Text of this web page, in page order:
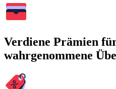
Verdiene Prämien
wahrgenommene